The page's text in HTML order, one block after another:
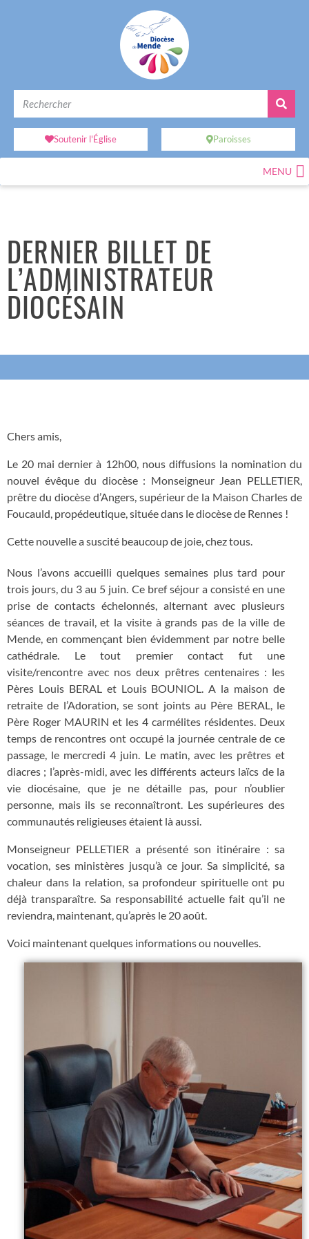
Soutenir l'Église Paroisses
MENU
DERNIER BILLET DE
L’ADMINISTRATEUR
DIOCÉSAIN
Chers amis,
Le 20 mai dernier à 12h00, nous diffusions la nomination du
nouvel évêque du diocèse : Monseigneur Jean PELLETIER,
prêtre du diocèse d’Angers, supérieur de la Maison Charles de
Foucauld, propédeutique, située dans le diocèse de Rennes !
Cette nouvelle a suscité beaucoup de joie, chez tous.
Nous l’avons accueilli quelques semaines plus tard pour
trois jours, du 3 au 5 juin. Ce bref séjour a consisté en une
prise de contacts échelonnés, alternant avec plusieurs
séances de travail, et la visite à grands pas de la ville de
Mende, en commençant bien évidemment par notre belle
cathédrale. Le tout premier contact fut une
visite/rencontre avec nos deux prêtres centenaires : les
Pères Louis BERAL et Louis BOUNIOL. A la maison de
retraite de l’Adoration, se sont joints au Père BERAL, le
Père Roger MAURIN et les 4 carmélites résidentes. Deux
temps de rencontres ont occupé la journée centrale de ce
passage, le mercredi 4 juin. Le matin, avec les prêtres et
diacres ; l’après-midi, avec les différents acteurs laïcs de la
vie diocésaine, que je ne détaille pas, pour n’oublier
personne, mais ils se reconnaîtront. Les supérieures des
communautés religieuses étaient là aussi.
Monseigneur PELLETIER a présenté son itinéraire : sa
vocation, ses ministères jusqu’à ce jour. Sa simplicité, sa
chaleur dans la relation, sa profondeur spirituelle ont pu
déjà transparaître. Sa responsabilité actuelle fait qu’il ne
reviendra, maintenant, qu’après le 20 août.
Voici maintenant quelques informations ou nouvelles.